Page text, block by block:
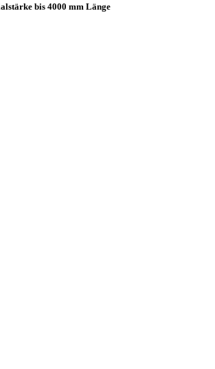
bis 4000 mm Länge